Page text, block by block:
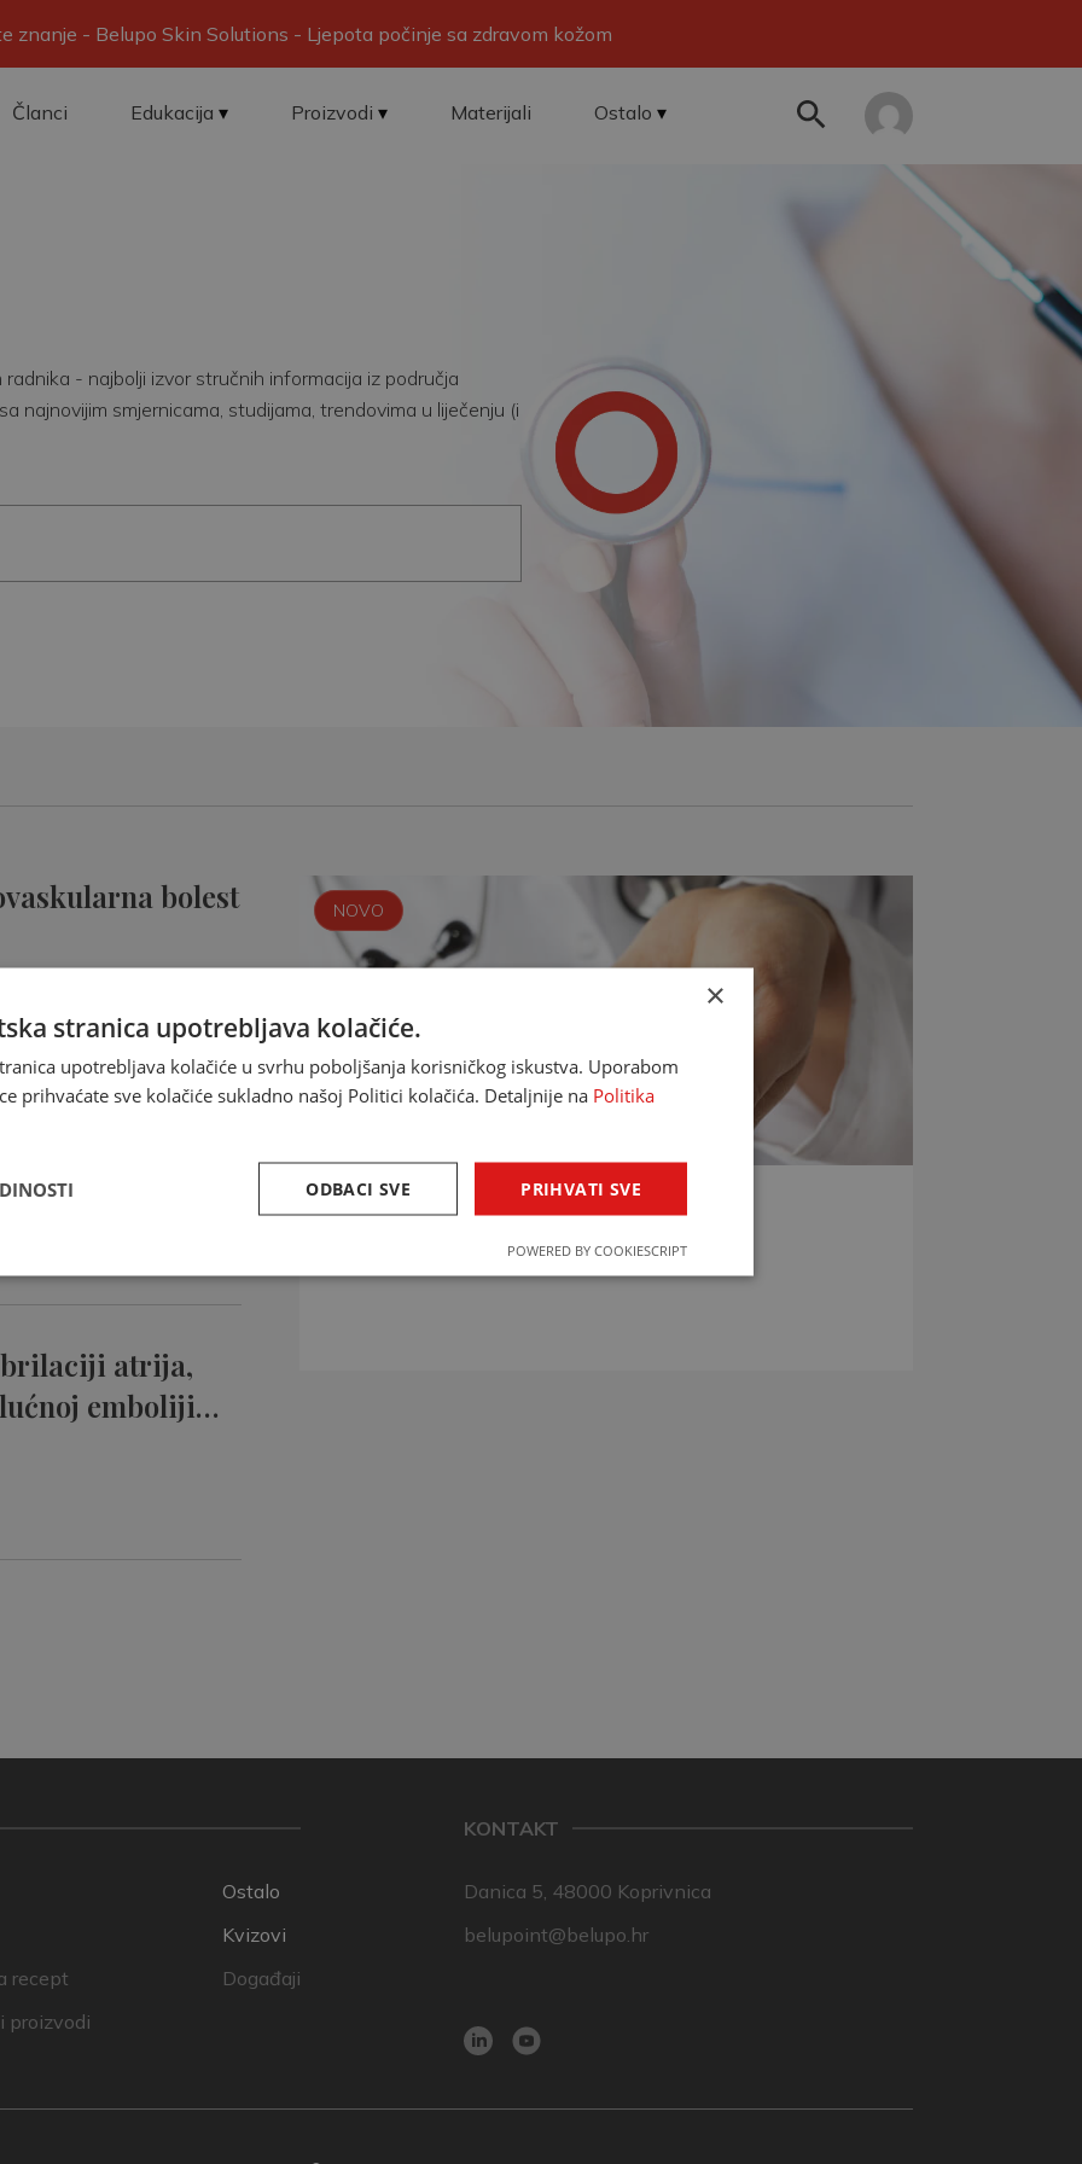
znanje - Belupo Skin Solutions - Ljepota počinje sa zdravom kožom
Članci Edukacija Proizvodi Materijali Ostalo
- najbolji izvor stručnih informacija iz područja
najnovijim smjernicama, studijama, trendovima u liječenju (i
bolest
atrija,
emboliji…
NOVO
INTERAKCIJE LIJEKOVA
Provjerite interakcije lijekova u svega par klikova!
recept
proizvodi
Ostalo
Kvizovi
Događaji
KONTAKT
Danica 5, 48000 Koprivnica
belupoint@belupo.hr
×
stranica upotrebljava kolačiće.
upotrebljava kolačiće u svrhu poboljšanja korisničkog iskustva. Uporabom
prihvaćate sve kolačiće sukladno našoj Politici kolačića. Detaljnije na Politika
PRIHVATI SVE
ODBACI SVE
POWERED BY COOKIESCRIPT